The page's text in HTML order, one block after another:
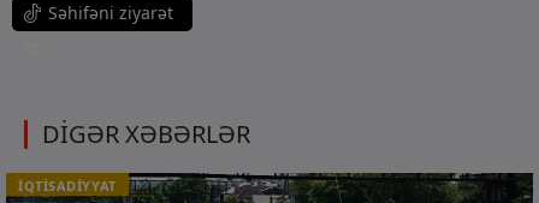
Səhifəni ziyarət
DİGƏR XƏBƏRLƏR
İQTİSADİYYAT